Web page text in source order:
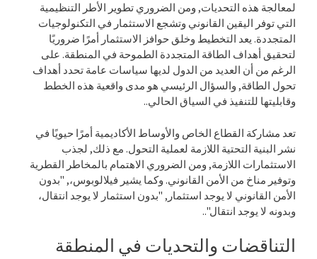
لمعالجة هذه التحديات, ومن الضروري تطوير الأطر التنظيمية
التي توفر اليقين القانوني وتشجع الاستثمار في التكنولوجيات
المتجددة. يعد التخطيط وخلق حوافز الاستثمار أمرًا ضروريًا
لتحقيق أهداف الطاقة المتجددة الطموحة في المنطقة. على
الرغم من أن العديد من الدول لديها سياسات عامة تحدد أهداف
تحول الطاقة, والسؤال الرئيسي هو مدى واقعية هذه الخطط
وقابليتها للتنفيذ في السياق الحالي..
تعد مشاركة القطاع الخاص والأوساط الأكاديمية أمرًا حيويًا في
نشر البنية التحتية اللازمة لعملية التحول. مع ذلك, لجذب
الاستثمارات اللازمة, ومن الضروري الاهتمام بالمخاطر القطرية
وتوفير مناخ من الأمن القانوني. وكما يشير فيلالوبوس،, "بدون
الأمن القانوني لا يوجد استثمار, "بدون استثمار لا يوجد انتقال،
وبدونه لا يوجد انتقال"..
التناقضات والتحديات في المنطقة